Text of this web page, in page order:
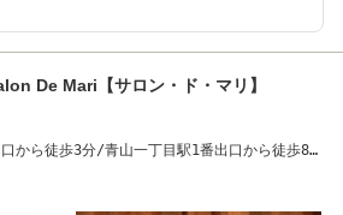
De Mari【サロン・ド・マリ】
から徒歩3分/青山一丁目駅1番出口から徒歩8